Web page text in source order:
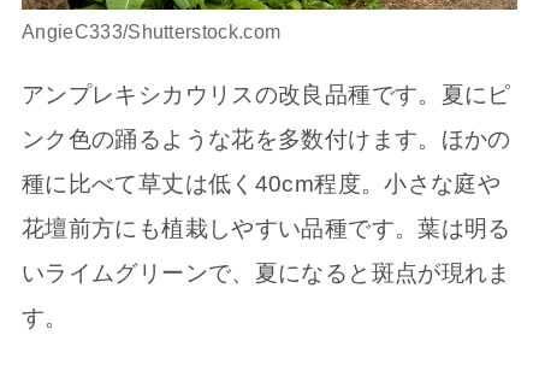
AngieC333/Shutterstock.com
アンプレキシカウリスの改良品種です。夏にピ
ンク色の踊るような花を多数付けます。ほかの
種に比べて草丈は低く40cm程度。小さな庭や
花壇前方にも植栽しやすい品種です。葉は明る
いライムグリーンで、夏になると斑点が現れま
す。